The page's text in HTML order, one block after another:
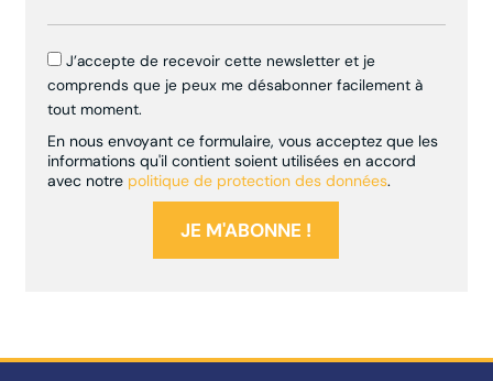
J’accepte de recevoir cette newsletter et je
comprends que je peux me désabonner facilement à
tout moment.
En nous envoyant ce formulaire, vous acceptez que les
informations qu'il contient soient utilisées en accord
avec notre politique de protection des données.